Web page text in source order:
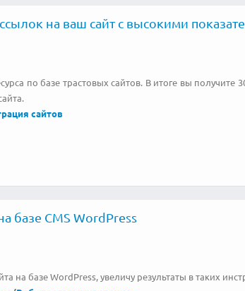
на ваш сайт с высокими
по базе трастовых сайтов. В итоге вы
сайтов
базе CMS WordPress
на базе WordPress, увеличу результаты в таких